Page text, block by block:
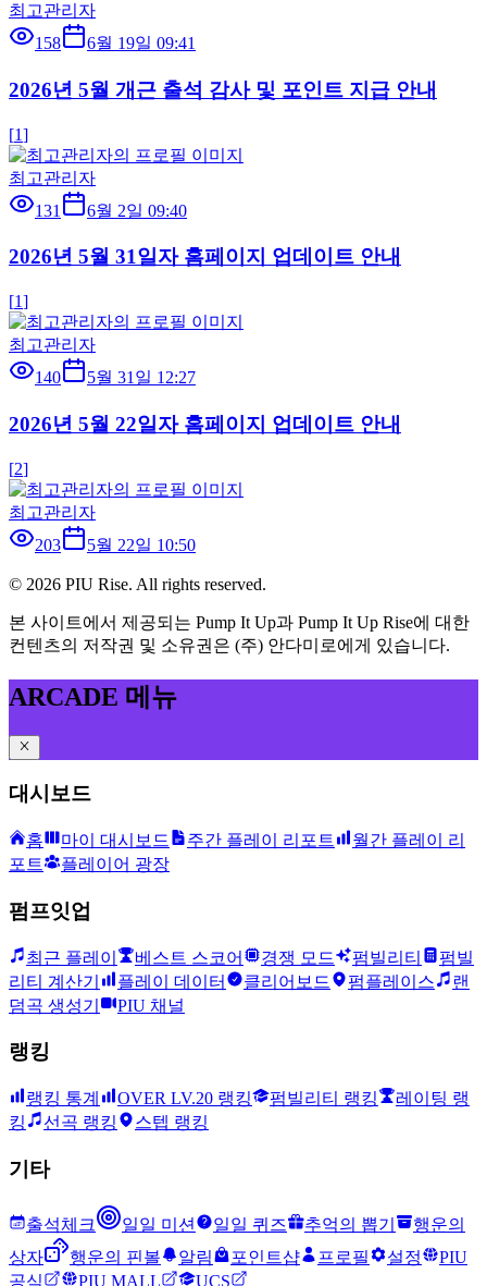
최고관리자
158
6월 19일 09:41
2026년 5월 개근 출석 감사 및 포인트 지급 안내
[1]
최고관리자
131
6월 2일 09:40
2026년 5월 31일자 홈페이지 업데이트 안내
[1]
최고관리자
140
5월 31일 12:27
2026년 5월 22일자 홈페이지 업데이트 안내
[2]
최고관리자
203
5월 22일 10:50
© 2026 PIU Rise. All rights reserved.
본 사이트에서 제공되는 Pump It Up과 Pump It Up Rise에 대한
컨텐츠의 저작권 및 소유권은 (주) 안다미로에게 있습니다.
ARCADE 메뉴
대시보드
홈 마이 대시보드 주간 플레이 리포트
월간 플레이 리
포트
플레이어 광장
펌프잇업
최근 플레이 베스트 스코어 경쟁 모드 펌빌리티
펌빌
리티 계산기
플레이 데이터 클리어보드 펌플레이스
랜
덤곡 생성기
PIU 채널
랭킹
랭킹 통계 OVER LV.20 랭킹 펌빌리티 랭킹
레이팅 랭
킹
선곡 랭킹 스텝 랭킹
기타
출석체크 일일 미션 일일 퀴즈 추억의 뽑기
행운의
상자
행운의 핀볼 알림 포인트샵 프로필 설정
PIU
공식
PIU MALL UCS